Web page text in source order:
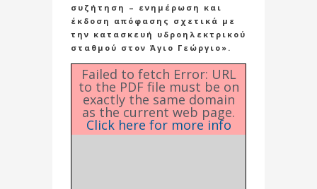
συζήτηση – ενημέρωση και
έκδοση απόφασης σχετικά με
την κατασκευή υδροηλεκτρικού
σταθμού στον Άγιο Γεώργιο».
Failed to fetch Error: URL
to the PDF file must be on
exactly the same domain
as the current web page.
Click here for more info